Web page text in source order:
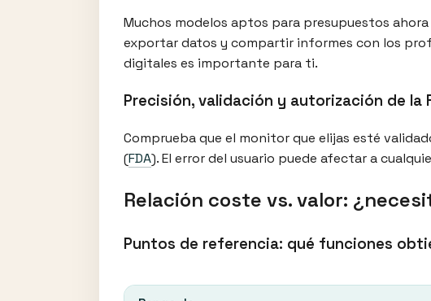
Muchos modelos aptos para presupuestos
exportar datos y compartir informes con los
digitales es importante para ti.
Precisión, validación y autorización de la
Comprueba que el monitor que elijas esté
(FDA). El error del usuario puede afectar a
Relación coste vs. valor:
Puntos de referencia: qué funciones